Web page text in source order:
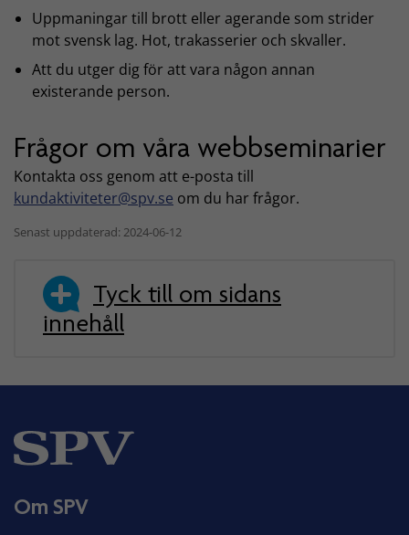
Uppmaningar till brott eller agerande som strider
mot svensk lag. Hot, trakasserier och skvaller.
Att du utger dig för att vara någon annan
existerande person.
Frågor om våra webbseminarier
Kontakta oss genom att e-posta till
kundaktiviteter@spv.se om du har frågor.
Senast uppdaterad: 2024-06-12
Tyck till om sidans
innehåll
Om SPV